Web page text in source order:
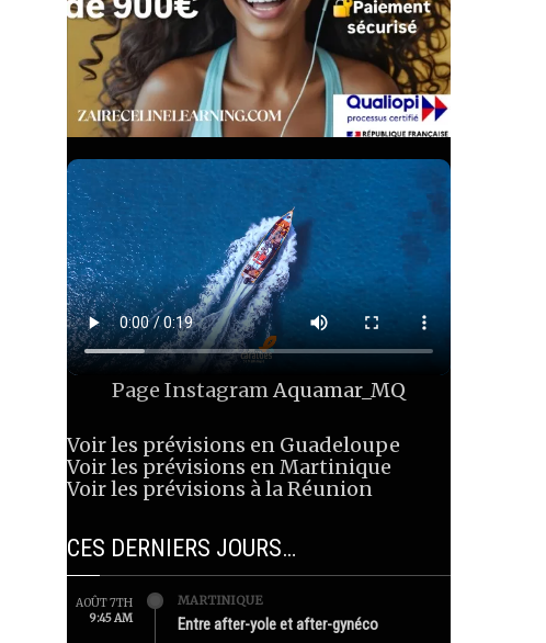
Page InstagramAquamar_MQ
Voir les prévisions en Guadeloupe
Voir les prévisions en Martinique
Voir les prévisions à la Réunion
CES DERNIERS JOURS…
AOÛT 7TH
9:45 AM
MARTINIQUE
Entre after-yole et after-gynéco